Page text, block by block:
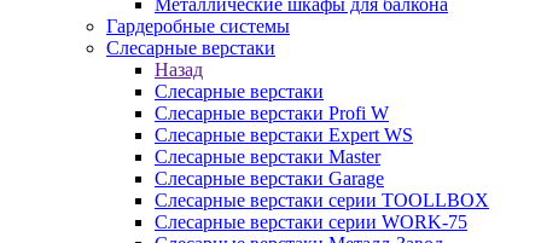
Металлические шкафы для балкона
Гардеробные системы
Слесарные верстаки
Назад
Слесарные верстаки
Слесарные верстаки Profi W
Слесарные верстаки Expert WS
Слесарные верстаки Master
Слесарные верстаки Garage
Слесарные верстаки серии TOOLLBOX
Слесарные верстаки серии WORK-75